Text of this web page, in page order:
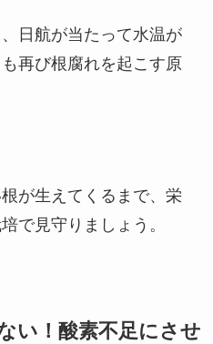
日航が当たって水温が
再び根腐れを起こす原
が生えてくるまで、栄
で見守りましょう。
い！酸素不足にさせ